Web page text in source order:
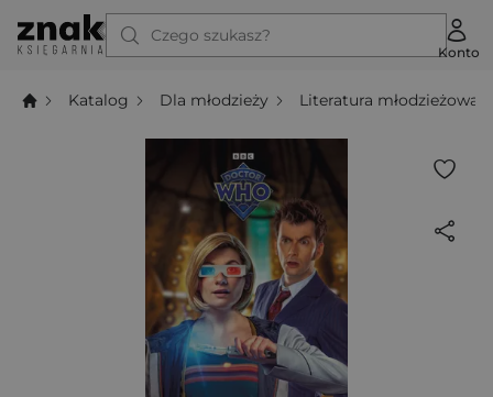
Czego szukasz?
Konto
Katalog Dla młodzieży Literatura młodzieżowa